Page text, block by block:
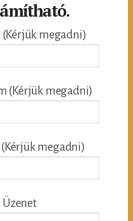
(Kérjük megadni)
(Kérjük megadni)
(Kérjük megadni)
Üzenet